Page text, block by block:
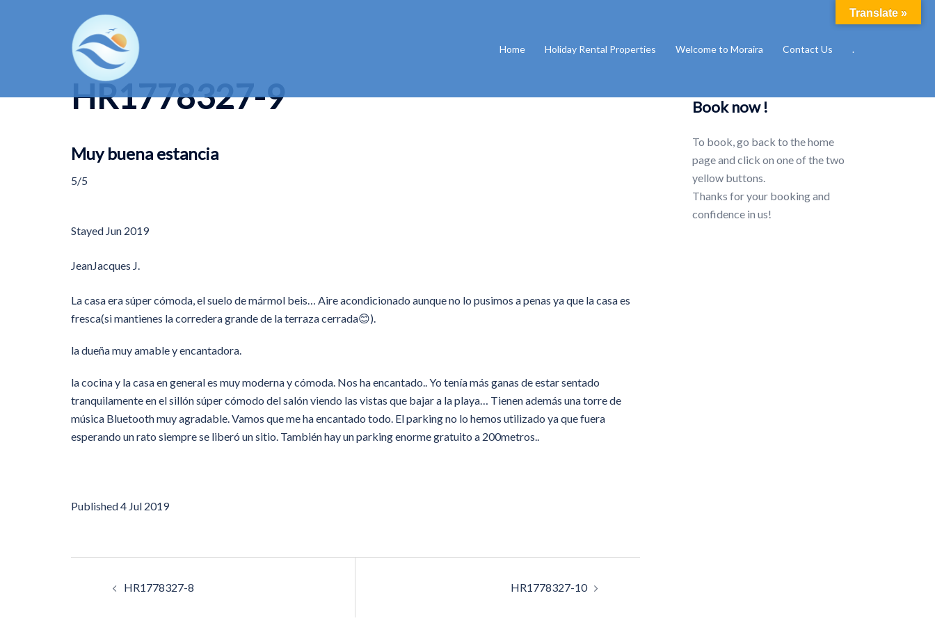
Home Holiday Rental Properties Welcome to Moraira Contact Us .
HR1778327-9
Muy buena estancia
5/5
Stayed Jun 2019
JeanJacques J.
La casa era súper cómoda, el suelo de mármol beis… Aire acondicionado aunque no lo pusimos a penas ya que la casa es
fresca(si mantienes la corredera grande de la terraza cerrada😊).
la dueña muy amable y encantadora.
la cocina y la casa en general es muy moderna y cómoda. Nos ha encantado.. Yo tenía más ganas de estar sentado
tranquilamente en el sillón súper cómodo del salón viendo las vistas que bajar a la playa… Tienen además una torre de
música Bluetooth muy agradable. Vamos que me ha encantado todo. El parking no lo hemos utilizado ya que fuera
esperando un rato siempre se liberó un sitio. También hay un parking enorme gratuito a 200metros..
Published4 Jul 2019
navigation
HR1778327-8 HR1778327-10
Book now !
To book, go back to the home
page and click on one of the two
yellow buttons.
Thanks for your booking and
confidence in us!
Translate »